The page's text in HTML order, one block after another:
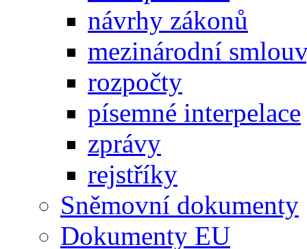
návrhy zákonů
mezinárodní
rozpočty
písemné interpelace
zprávy
rejstříky
Sněmovní dokumenty
Dokumenty EU